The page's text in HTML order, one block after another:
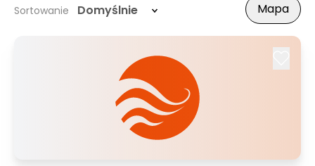
Sortowanie Domyślnie Mapa